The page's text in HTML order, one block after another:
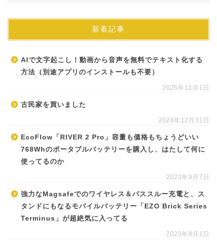
新着記事
AIで文字起こし！動画から音声を無料でテキスト化する
方法（別途アプリのインストールも不要）
2025年11月1日
古民家を買いました
2024年12月31日
EcoFlow「RIVER 2 Pro」容量も価格もちょうどいい
768Whのポータブルバッテリーを購入し、はたして何に
使ってるのか
2023年9月7日
強力なMagsafeでのワイヤレス＆パススルー充電と、ス
タンドにもなるモバイルバッテリー「EZO Brick Series
Terminus」が超絶気に入ってる
2023年8月1日